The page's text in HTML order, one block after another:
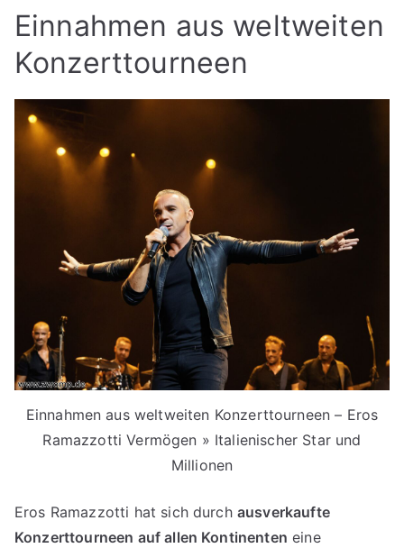
Einnahmen aus weltweiten
Konzerttourneen
Einnahmen aus weltweiten Konzerttourneen – Eros
Ramazzotti Vermögen » Italienischer Star und
Millionen
Eros Ramazzotti hat sich durch ausverkaufte
Konzerttourneen auf allen Kontinenten eine